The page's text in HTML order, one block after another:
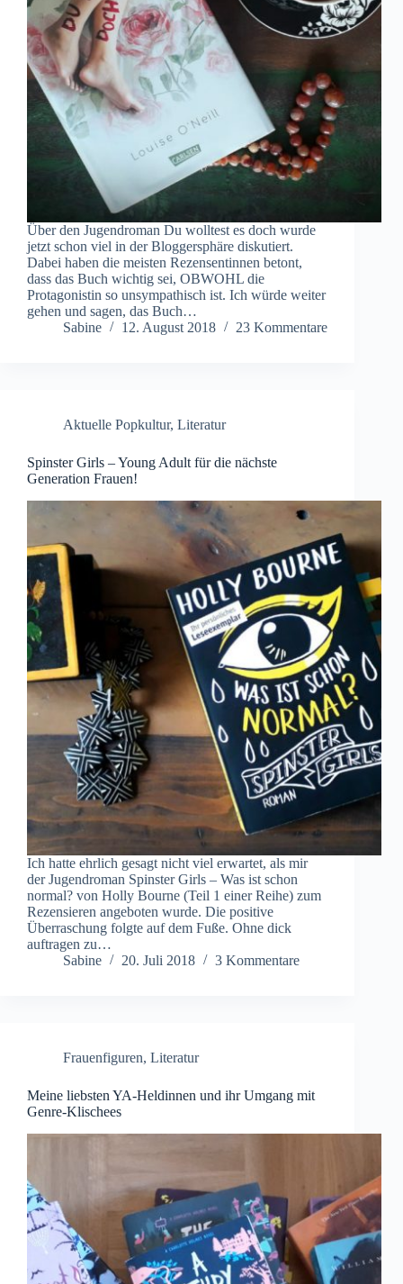
Über den Jugendroman Du wolltest es doch wurde
jetzt schon viel in der Bloggersphäre diskutiert.
Dabei haben die meisten Rezensentinnen betont,
dass das Buch wichtig sei, OBWOHL die
Protagonistin so unsympathisch ist. Ich würde weiter
gehen und sagen, das Buch…
Sabine
12. August 2018 23 Kommentare
Aktuelle Popkultur, Literatur
Spinster Girls – Young Adult für die nächste
Generation Frauen!
Ich hatte ehrlich gesagt nicht viel erwartet, als mir
der Jugendroman Spinster Girls – Was ist schon
normal? von Holly Bourne (Teil 1 einer Reihe) zum
Rezensieren angeboten wurde. Die positive
Überraschung folgte auf dem Fuße. Ohne dick
auftragen zu…
Sabine
20. Juli 2018 3 Kommentare
Frauenfiguren, Literatur
Meine liebsten YA-Heldinnen und ihr Umgang mit
Genre-Klischees